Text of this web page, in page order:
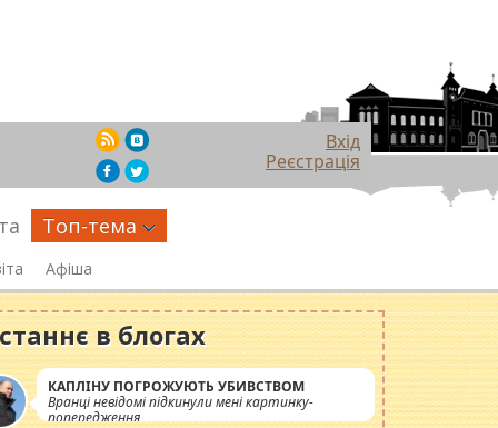
Вхід
Реєстрація
Топ-тема
Афіша
в блогах
КАПЛІНУ ПОГРОЖУЮТЬ УБИВСТВОМ
Вранці невідомі підкинули мені картинку-
попередження